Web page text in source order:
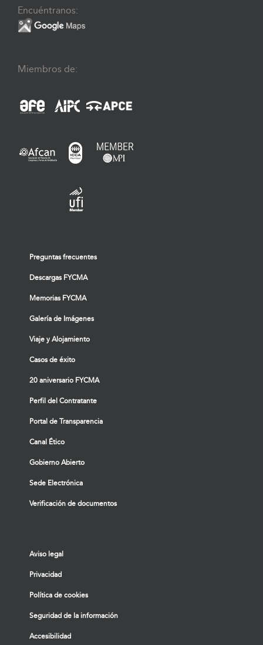
Encuéntranos:
Miembros de:
Preguntas frecuentes
Descargas FYCMA
Memorias FYCMA
Galería de Imágenes
Viaje y Alojamiento
Casos de éxito
20 aniversario FYCMA
Perfil del Contratante
Portal de Transparencia
Canal Ético
Gobierno Abierto
Sede Electrónica
Verificación de documentos
Aviso legal
Privacidad
Política de cookies
Seguridad de la información
Accesibilidad